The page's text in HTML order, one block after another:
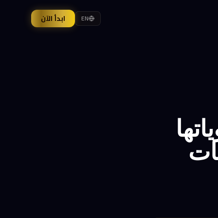
EN ابدأ الآن